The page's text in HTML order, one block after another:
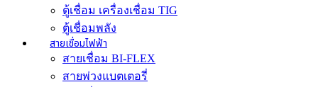
ตู้เชื่อม เครื่องเชื่อม TIG
ตู้เชื่อมพลัง
สายเชื่อมไฟฟ้า
สายเชื่อม BI-FLEX
สายพ่วงแบตเตอรี่